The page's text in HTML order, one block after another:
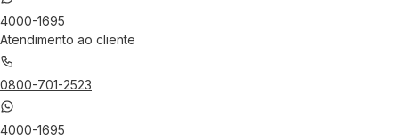
4000-1695
Atendimento ao cliente
0800-701-2523
4000-1695